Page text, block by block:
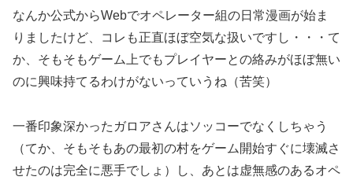
なんか公式からWebでオペレーター組の日常漫画が始ま
りましたけど、コレも正直ほぼ空気な扱いですし・・・て
か、そもそもゲーム上でもプレイヤーとの絡みがほぼ無い
のに興味持てるわけがないっていうね（苦笑）
一番印象深かったガロアさんはソッコーでなくしちゃう
（てか、そもそもあの最初の村をゲーム開始すぐに壊滅さ
せたのは完全に悪手でしょ）し、あとは虚無感のあるオペ